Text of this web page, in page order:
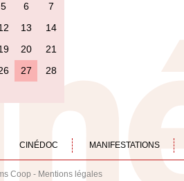
5 6
7
13
14
20
21
27
28
CINÉDOC MANIFESTATIONS
Coop - Mentions légales